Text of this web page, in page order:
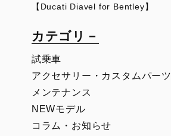
【Ducati Diavel for Bentley】
カテゴリ－
試乗車
アクセサリー・カスタムパーツ
メンテナンス
NEWモデル
コラム・お知らせ